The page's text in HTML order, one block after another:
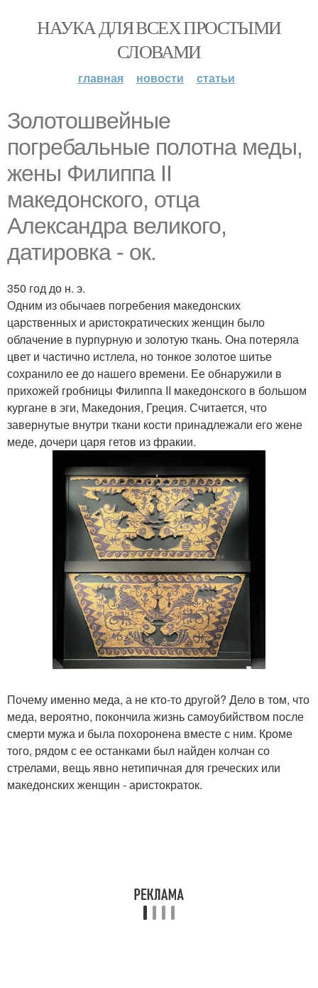
НАУКА ДЛЯ ВСЕХ ПРОСТЫМИ
СЛОВАМИ
главная новости статьи
Золотошвейные
погребальные полотна меды,
жены Филиппа II
македонского, отца
Александра великого,
датировка - ок.
350 год до н. э.
Одним из обычаев погребения македонских
царственных и аристократических женщин было
облачение в пурпурную и золотую ткань. Она потеряла
цвет и частично истлела, но тонкое золотое шитье
сохранило ее до нашего времени. Ее обнаружили в
прихожей гробницы Филиппа II македонского в большом
кургане в эги, Македония, Греция. Считается, что
завернутые внутри ткани кости принадлежали его жене
меде, дочери царя гетов из фракии.
Почему именно меда, а не кто-то другой? Дело в том, что
меда, вероятно, покончила жизнь самоубийством после
смерти мужа и была похоронена вместе с ним. Кроме
того, рядом с ее останками был найден колчан со
стрелами, вещь явно нетипичная для греческих или
македонских женщин - аристократок.